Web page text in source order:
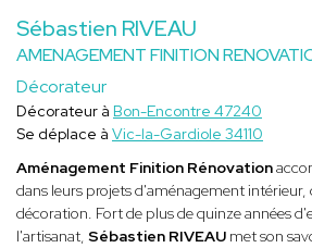
Sébastien RIVEAU
AMENAGEMENT FINITION
Décorateur
Décorateur à Bon-Encontre 47240
Se déplace à Vic-la-Gardiole 34110
Aménagement Finition Rénovation
dans leurs projets d'aménagement intérieur,
décoration. Fort de plus de quinze années
l'artisanat, Sébastien RIVEAU met son